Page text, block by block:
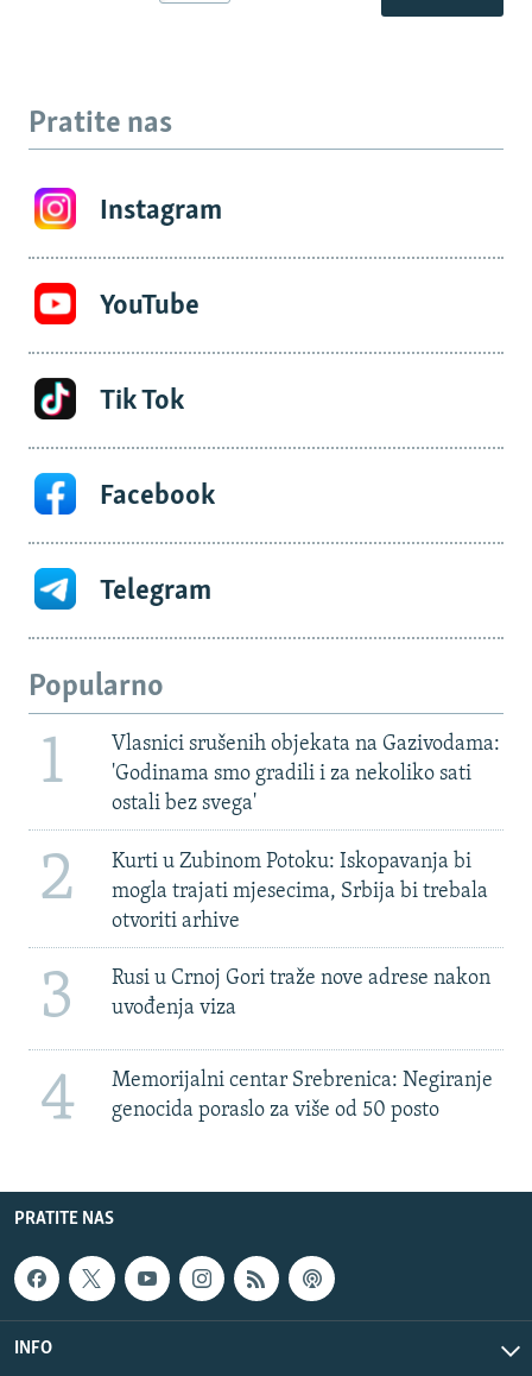
Pratite nas
Instagram
YouTube
Tik Tok
Facebook
Telegram
Popularno
1
Vlasnici srušenih objekata na Gazivodama:
'Godinama smo gradili i za nekoliko sati
ostali bez svega'
2
Kurti u Zubinom Potoku: Iskopavanja bi
mogla trajati mjesecima, Srbija bi trebala
otvoriti arhive
3
Rusi u Crnoj Gori traže nove adrese nakon
uvođenja viza
4
Memorijalni centar Srebrenica: Negiranje
genocida poraslo za više od 50 posto
PRATITE NAS
INFO